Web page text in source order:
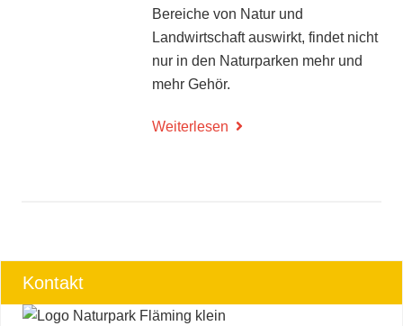
Bereiche von Natur und
Landwirtschaft auswirkt, findet nicht
nur in den Naturparken mehr und
mehr Gehör.
Weiterlesen
Kontakt